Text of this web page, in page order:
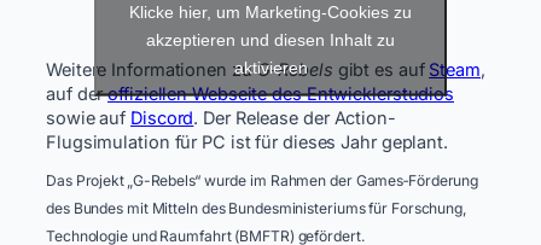
Klicke hier, um Marketing-Cookies zu
akzeptieren und diesen Inhalt zu
aktivieren
Weitere Informationen zuG-Rebels gibt es auf Steam,
auf deroffiziellen Webseite des Entwicklerstudios
sowie auf Discord. Der Release der Action-
Flugsimulation für PC ist für dieses Jahr geplant.
Das Projekt „G-Rebels“ wurde im Rahmen der Games‑Förderung
des Bundes mit Mitteln des Bundesministeriums für Forschung,
Technologie und Raumfahrt (BMFTR) gefördert.